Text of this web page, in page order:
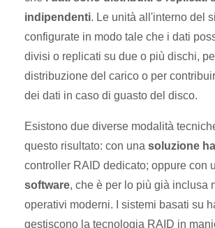
indipendenti. Le unità all'interno del
configurate in modo tale che i dati
divisi o replicati su due o più dischi,
distribuzione del carico o per
dei dati in caso di guasto del disco.
Esistono due diverse modalità
questo risultato: con una soluzione
controller RAID dedicato; oppure con
software, che è per lo più già inclusa
operativi moderni. I sistemi basati su
gestiscono la tecnologia RAID in